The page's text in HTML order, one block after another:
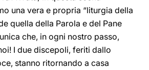
una vera e propria “liturgia della
quella della Parola e del Pane
che, in ogni nostro passo,
I due discepoli, feriti dallo
stanno ritornando a casa